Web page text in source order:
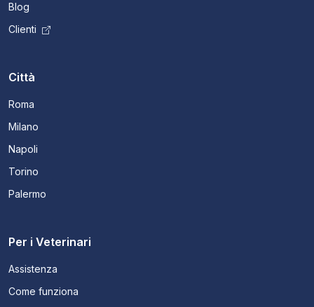
Blog
Clienti
Città
Roma
Milano
Napoli
Torino
Palermo
Per i Veterinari
Assistenza
Come funziona